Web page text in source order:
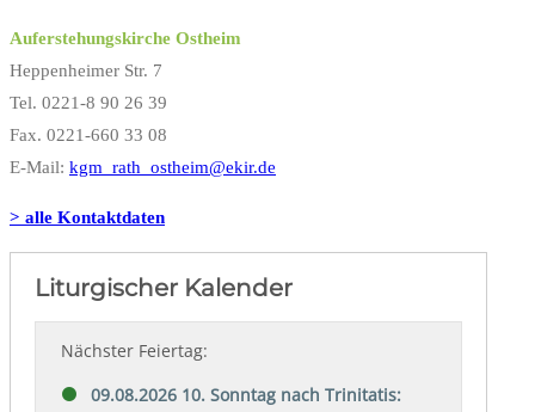
Auferstehungskirche Ostheim
Heppenheimer Str. 7
Tel. 0221-8 90 26 39
Fax. 0221-660 33 08
E-Mail: kgm_rath_ostheim@ekir.de
> alle Kontaktdaten